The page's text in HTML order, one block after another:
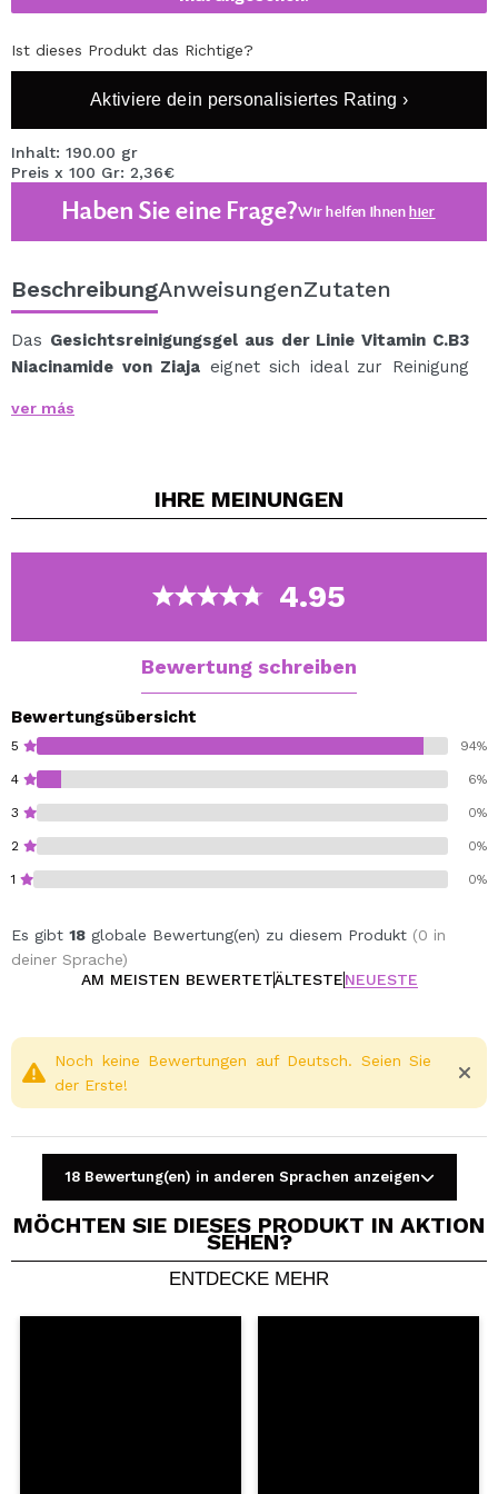
Ist dieses Produkt das Richtige?
Aktiviere dein personalisiertes Rating ›
Inhalt: 190.00 gr
Preis x 100 Gr: 2,36€
Haben Sie eine Frage?Wir helfen Ihnenhier
BeschreibungAnweisungenZutaten
Das Gesichtsreinigungsgel aus der Linie Vitamin C.B3
Niacinamide von Ziaja eignet sich ideal zur Reinigung
Dieses Gel hilft bei der Reinigung, spendet der Haut
Dieses Multivitamin enthält 96 % Inhaltsstoffe
ver más
IHRE MEINUNGEN
4.95
Bewertung schreiben
Bewertungsübersicht
5 94%
4 6%
3 0%
2 0%
1 0%
Es gibt 18 globale Bewertung(en) zu diesem Produkt (0 in
deiner Sprache)
AM MEISTEN BEWERTETÄLTESTENEUESTE
Ein Video oder Foto teilen
Dein Video könnte das erste sein. Stell es dir vor...
Noch keine Bewertungen auf Deutsch. Seien Sie
der Erste!
18 Bewertung(en) in anderen Sprachen anzeigen
MÖCHTEN SIE DIESES PRODUKT IN AKTION
SEHEN?
ENTDECKE MEHR